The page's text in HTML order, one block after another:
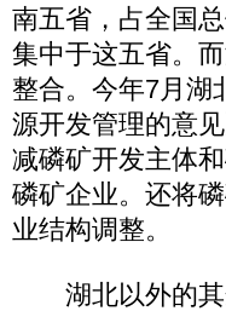
南五省，占全国
集中于这五省。
整合。今年7月湖
源开发管理的意
减磷矿开发主体
磷矿企业。还将
业结构调整。
湖北以外的其